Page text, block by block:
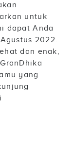
untuk
dapat Anda
2022.
dan enak,
yang